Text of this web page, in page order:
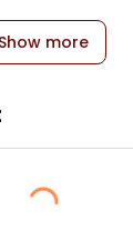
Show more